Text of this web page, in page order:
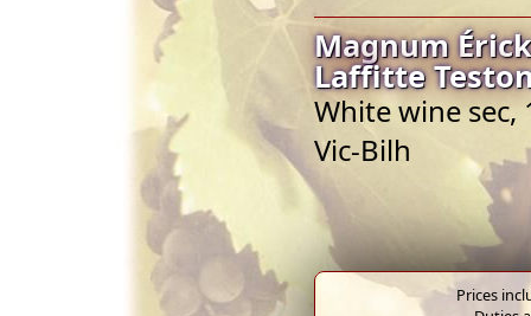
Magnum
Laffitte
White wine sec,
Vic-Bilh
Prices